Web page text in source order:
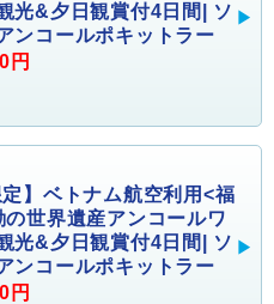
光&夕日観賞付4日間| ソ
ンコールポキットラー
円
定】ベトナム航空利用<福
の世界遺産アンコールワ
光&夕日観賞付4日間| ソ
ンコールポキットラー
円